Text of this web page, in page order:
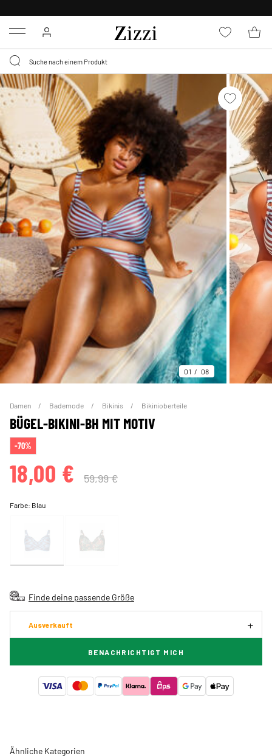
Menu
01 08
Damen Bademode Bikinis Bikinioberteile
BÜGEL-BIKINI-BH MIT MOTIV
-70%
18,00 € 59,99 €
Farbe: Blau
Finde deine passende Größe
Ausverkauft
BENACHRICHTIGT MICH
Ähnliche Kategorien